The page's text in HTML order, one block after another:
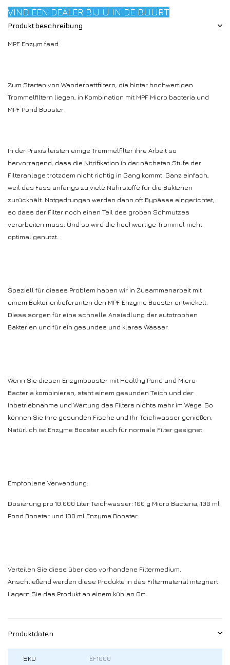
VIND EEN DEALER BIJ U IN DE BUURT
Produktbeschreibung
MPF Enzym feed
Zum Starten von Wanderbettfiltern, die hinter hochwertigen
Trommelfiltern liegen, in Kombination mit MPF Micro bacteria und
MPF Pond Booster
In der Praxis leisten einige Trommelfilter ihre Arbeit so
hervorragend, dass die Nitrifikation in der nächsten Stufe der
Filteranlage trotzdem nicht richtig in Gang kommt. Ganz einfach,
weil das Fass anfangs zu viele Nährstoffe für die Bakterien
zurückhält. Notgedrungen werden dann oft Bypässe eingerichtet,
so dass der Filter noch einen Teil des groben Schmutzes
verarbeiten muss. Und so wird die hochwertige Trommel nicht
optimal genutzt.
Speziell für dieses Problem haben wir in Zusammenarbeit mit
einem Bakterienlieferanten den MPF Enzyme Booster entwickelt.
Diese sorgen für eine schnelle Ansiedlung der autotrophen
Bakterien und für ein gesundes und klares Wasser.
Wenn Sie diesen Enzymbooster mit Healthy Pond und Micro
Bacteria kombinieren, steht einem gesunden Teich und der
Inbetriebnahme und Wartung des Filters nichts mehr im Wege. So
können Sie Ihre gesunden Fische und Ihr Teichwasser genießen.
Natürlich ist Enzyme Booster auch für normale Filter geeignet.
Empfohlene Verwendung:
Dosierung pro 10.000 Liter Teichwasser: 100 g Micro Bacteria, 100 ml
Pond Booster und 100 ml Enzyme Booster.
Verteilen Sie diese über das vorhandene Filtermedium.
Anschließend werden diese Produkte in das Filtermaterial integriert.
Lagern Sie das Produkt an einem kühlen Ort.
Produktdaten
SKU EF1000